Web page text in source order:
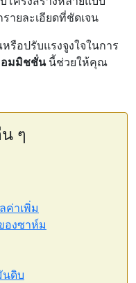
ายละเอียดที่ชัดเจน
รือปรับแรงจูงใจในการ
อมมิชชั่นนี้ช่วยให้คุณ
ๆ
ค่าเพิ่ม
องซาห์ม
นดิบ